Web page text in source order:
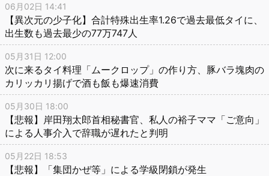
06月02日 14:41
【異次元の少子化】合計特殊出生率1.26で過去最低タイに、
出生数も過去最少の77万747人
05月31日 12:00
次に来るタイ料理「ムークロップ」の作り方、豚バラ塊肉の
カリッカリ揚げで酒も飯も爆速消費
05月30日 18:00
【悲報】岸田翔太郎首相秘書官、私人の裕子ママ「ご意向」
による人事介入で辞職が遅れたと判明
05月22日 18:53
【悲報】「集団かぜ等」による学級閉鎖が発生